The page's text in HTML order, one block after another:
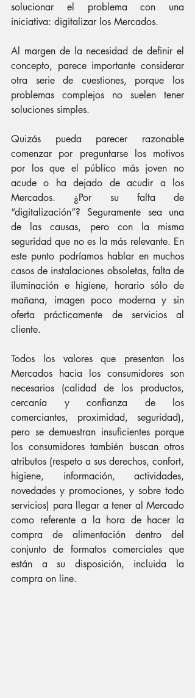
solucionar el problema con una
iniciativa: digitalizar los Mercados.
Al margen de la necesidad de definir el
concepto, parece importante considerar
otra serie de cuestiones, porque los
problemas complejos no suelen tener
soluciones simples.
Quizás pueda parecer razonable
comenzar por preguntarse los motivos
por los que el público más joven no
acude o ha dejado de acudir a los
Mercados. ¿Por su falta de
“digitalización”? Seguramente sea una
de las causas, pero con la misma
seguridad que no es la más relevante. En
este punto podríamos hablar en muchos
casos de instalaciones obsoletas, falta de
iluminación e higiene, horario sólo de
mañana, imagen poco moderna y sin
oferta prácticamente de servicios al
cliente.
Todos los valores que presentan los
Mercados hacia los consumidores son
necesarios (calidad de los productos,
cercanía y confianza de los
comerciantes, proximidad, seguridad),
pero se demuestran insuficientes porque
los consumidores también buscan otros
atributos (respeto a sus derechos, confort,
higiene, información, actividades,
novedades y promociones, y sobre todo
servicios) para llegar a tener al Mercado
como referente a la hora de hacer la
compra de alimentación dentro del
conjunto de formatos comerciales que
están a su disposición, incluida la
compra on line.